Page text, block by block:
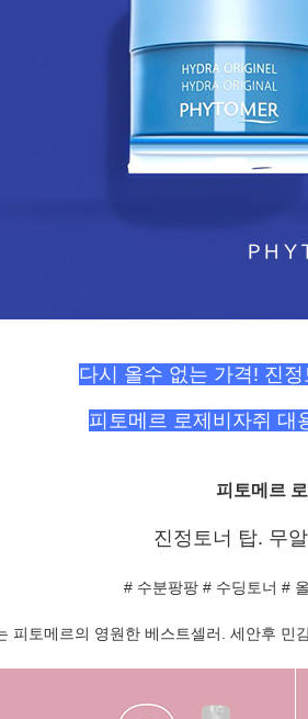
다시 올수 없는 가격! 진
피토메르 로제비자쥐 대
피토메르
진정토너 탑. 무
# 수분팡팡 # 수딩토너 #
피토메르의 영원한 베스트셀러. 세안후